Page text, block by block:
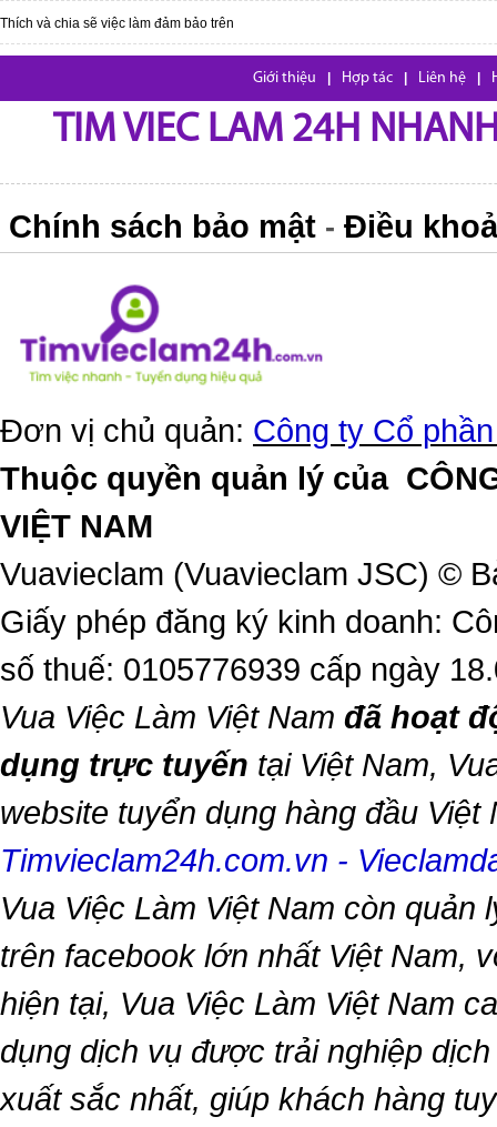
Thích và chia sẽ việc làm đảm bảo trên
Giới thiệu Hợp tác Liên hệ
TIM VIEC LAM 24H
Chính sách bảo mật - Điều
Đơn vị chủ quản: Công ty Cổ
Thuộc quyền quản lý của
VIỆT NAM
Vuavieclam (Vuavieclam JSC) ©
Giấy phép đăng ký kinh doanh:
số thuế: 0105776939 cấp ngày
Vua Việc Làm Việt Nam đã hoạt
dụng trực tuyến tại Việt Nam,
website tuyển dụng hàng đầu
Timvieclam24h.com.vn -
Vua Việc Làm Việt Nam còn quản
trên facebook lớn nhất Việt Nam,
hiện tại, Vua Việc Làm Việt Nam
dụng dịch vụ được trải nghiệp
xuất sắc nhất, giúp khách hàng